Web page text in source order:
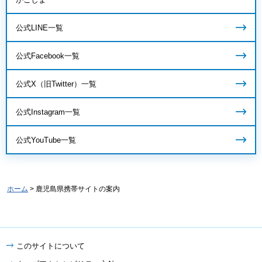
公式LINE一覧
公式Facebook一覧
公式X（旧Twitter）一覧
公式Instagram一覧
公式YouTube一覧
ホーム > 鹿児島県携帯サイトの案内
このサイトについて